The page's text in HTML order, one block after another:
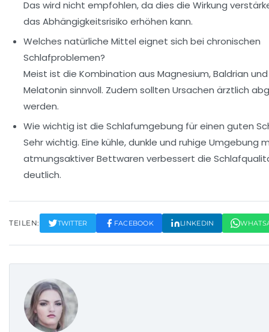
Das wird nicht empfohlen, da dies die Wirkung
das Abhängigkeitsrisiko erhöhen kann.
Welches natürliche Mittel eignet sich bei chronischen
Schlafproblemen?
Meist ist die Kombination aus Magnesium, Baldrian und
Melatonin sinnvoll. Zudem sollten Ursachen ärztlich
werden.
Wie wichtig ist die Schlafumgebung für einen guten
Sehr wichtig. Eine kühle, dunkle und ruhige Umgebung
atmungsaktiver Bettwaren verbessert die
deutlich.
TEILEN: TWITTER FACEBOOK LINKEDIN